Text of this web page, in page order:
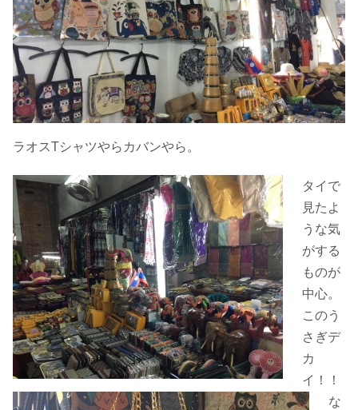
ラオスTシャツやらカバンやら。
タイで
見たよ
うな気
がする
ものが
中心。
このう
さぎデ
カ
イ！！
な